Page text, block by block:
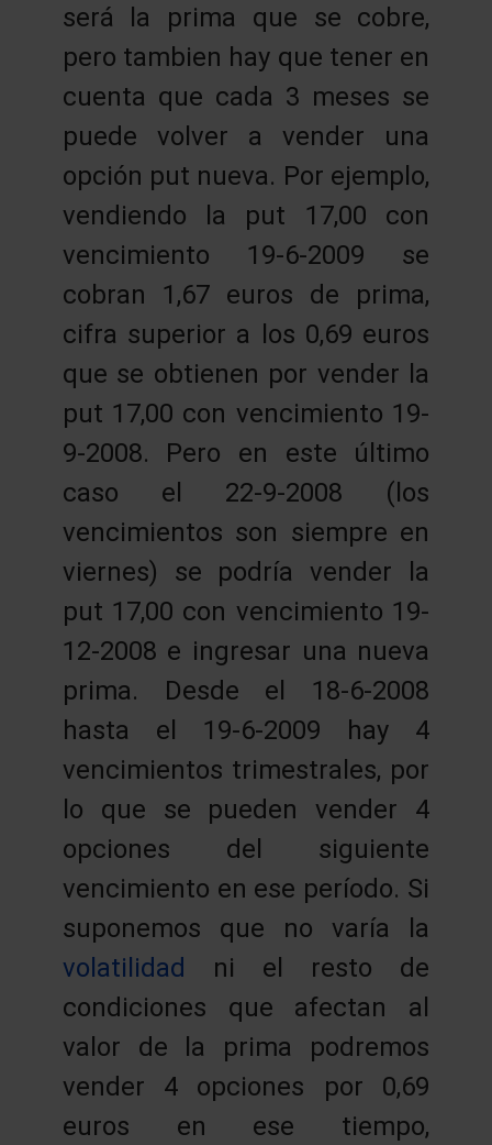
será la prima que se cobre,
pero tambien hay que tener en
cuenta que cada 3 meses se
puede volver a vender una
opción put nueva. Por ejemplo,
vendiendo la put 17,00 con
vencimiento 19-6-2009 se
cobran 1,67 euros de prima,
cifra superior a los 0,69 euros
que se obtienen por vender la
put 17,00 con vencimiento 19-
9-2008. Pero en este último
caso el 22-9-2008 (los
vencimientos son siempre en
viernes) se podría vender la
put 17,00 con vencimiento 19-
12-2008 e ingresar una nueva
prima. Desde el 18-6-2008
hasta el 19-6-2009 hay 4
vencimientos trimestrales, por
lo que se pueden vender 4
opciones del siguiente
vencimiento en ese período. Si
suponemos que no varía la
volatilidad ni el resto de
condiciones que afectan al
valor de la prima podremos
vender 4 opciones por 0,69
euros en ese tiempo,